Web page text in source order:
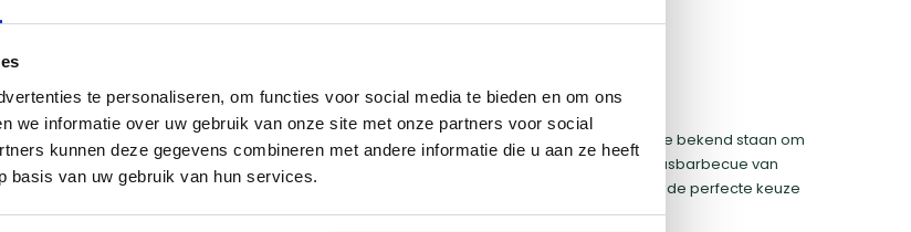
te personaliseren, om functies voor social media te bieden en om ons
we informatie over uw gebruik van onze site met onze partners voor social
kunnen deze gegevens combineren met andere informatie die u aan ze heeft
basis van uw gebruik van hun services.
Everdure Gas BBQ's
Everdure heeft een breed assortiment aan gasbarbecues die bekend staan om
hun goede kwaliteit en innovatieve functies. Een populaire gasbarbecue van
Everdure is de Furnance. De gasbarbecues van Everdure zijn de perfecte keuze
als je graag buiten kookt en een ultieme ervaring wilt.